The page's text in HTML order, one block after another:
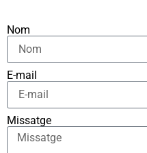
Nom
E-mail
Missatge